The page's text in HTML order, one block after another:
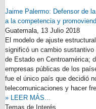
Jaime Palermo: Defensor de
a la competencia y
Guatemala, 13 Julio 2018
El modelo de ajuste
significó un cambio
de Estado en Centroamérica;
empresas públicas de los
fue el único país que decidió
telecomunicaciones y hacer
» LEER MÁS...
Temas de Interés